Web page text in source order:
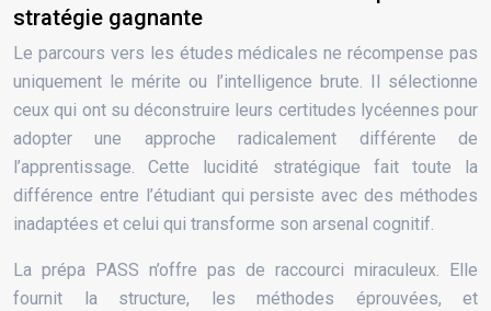
stratégie gagnante
Le parcours vers les études médicales ne récompense pas
uniquement le mérite ou l’intelligence brute. Il sélectionne
ceux qui ont su déconstruire leurs certitudes lycéennes pour
adopter une approche radicalement différente de
l’apprentissage. Cette lucidité stratégique fait toute la
différence entre l’étudiant qui persiste avec des méthodes
inadaptées et celui qui transforme son arsenal cognitif.
La prépa PASS n’offre pas de raccourci miraculeux. Elle
fournit la structure, les méthodes éprouvées, et